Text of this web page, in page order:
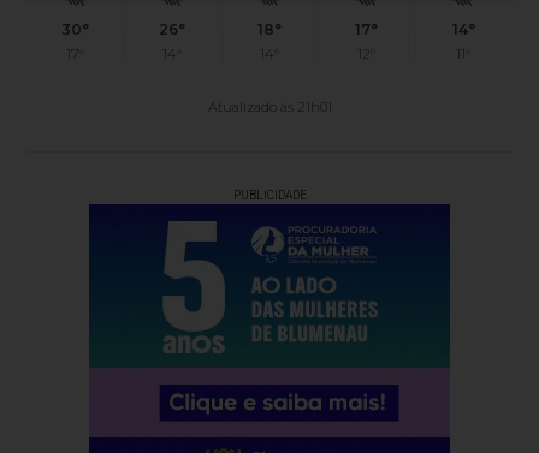
30°
17°
26°
14°
18°
14°
17°
12°
14°
11°
Atualizado às 21h01
PUBLICIDADE